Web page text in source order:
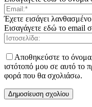
Έχετε εισάγει
Εισαγάγετε εδώ το email
Αποθηκεύστε το
ιστότοπό μου σε αυτό το
φορά που θα σχολιάσω.